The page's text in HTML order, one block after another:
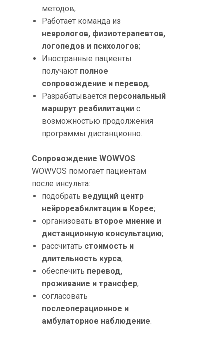
методов;
Работает команда из
неврологов, физиотерапевтов,
логопедов и психологов;
Иностранные пациенты
получают полное
сопровождение и перевод;
Разрабатывается персональный
маршрут реабилитации с
возможностью продолжения
программы дистанционно.
Сопровождение WOWVOS
WOWVOS помогает пациентам
после инсульта:
подобрать ведущий центр
нейрореабилитации в Корее;
организовать второе мнение и
дистанционную консультацию;
рассчитать стоимость и
длительность курса;
обеспечить перевод,
проживание и трансфер;
согласовать
послеоперационное и
амбулаторное наблюдение.